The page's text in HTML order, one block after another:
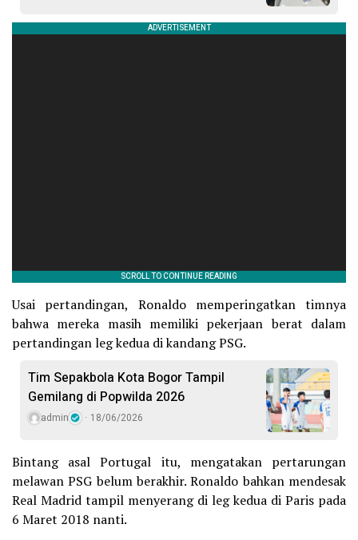
Usai pertandingan, Ronaldo memperingatkan timnya
bahwa mereka masih memiliki pekerjaan berat dalam
pertandingan leg kedua di kandang PSG.
Tim Sepakbola Kota Bogor Tampil
Gemilang di Popwilda 2026
admin 18/06/2026
Bintang asal Portugal itu, mengatakan pertarungan
melawan PSG belum berakhir. Ronaldo bahkan mendesak
Real Madrid tampil menyerang di leg kedua di Paris pada
6 Maret 2018 nanti.